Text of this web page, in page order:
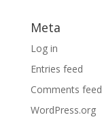
Meta
Log in
Entries feed
Comments feed
WordPress.org